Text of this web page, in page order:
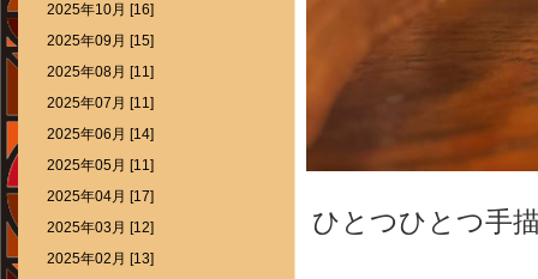
ひとつひとつ手
2025年10月 [16]
2025年09月 [15]
2025年08月 [11]
2025年07月 [11]
2025年06月 [14]
2025年05月 [11]
2025年04月 [17]
2025年03月 [12]
2025年02月 [13]